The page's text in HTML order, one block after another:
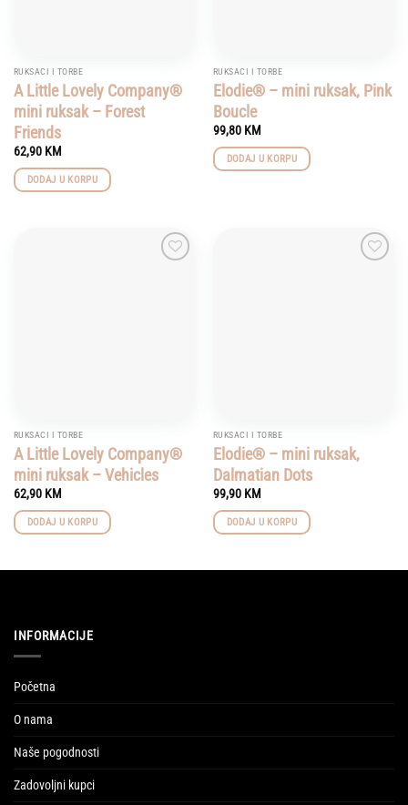
RUKSACI I TORBE
A Little Lovely Company®
mini ruksak – Forest
Friends
62,90 KM
DODAJ U KORPU
RUKSACI I TORBE
Elodie® – mini ruksak, Pink
Boucle
99,80 KM
DODAJ U KORPU
RUKSACI I TORBE
A Little Lovely Company®
mini ruksak – Vehicles
62,90 KM
DODAJ U KORPU
RUKSACI I TORBE
Elodie® – mini ruksak,
Dalmatian Dots
99,90 KM
DODAJ U KORPU
INFORMACIJE
Početna
O nama
Naše pogodnosti
Zadovoljni kupci